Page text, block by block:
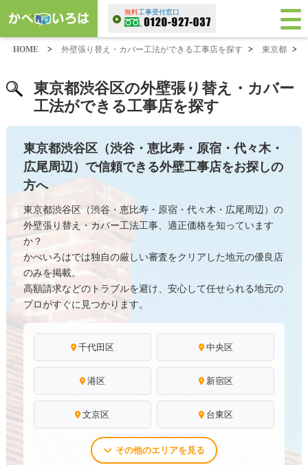
無料工事受付窓口
HOME > 外壁張り替え・カバー工法ができる工事店を探す > 東京都 >
東京都渋谷区の外壁張り替え・カバー
工法ができる工事店を探す
東京都渋谷区（渋谷・恵比寿・原宿・代々木・
広尾周辺）で信頼できる外壁工事店をお探しの
方へ
東京都渋谷区（渋谷・恵比寿・原宿・代々木・広尾周辺）の
外壁張り替え・カバー工法工事、適正価格を知っています
か？
かべいろはでは独自の厳しい審査をクリアした地元の優良店
のみを掲載。
高額請求などのトラブルを避け、安心して任せられる地元の
プロがすぐに見つかります。
千代田区 中央区
港区 新宿区
文京区 台東区
その他のエリアを見る